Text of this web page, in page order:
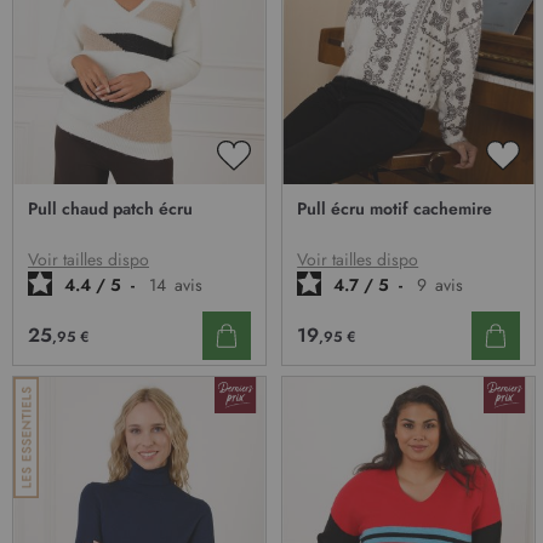
AJOUTER
D’ENVIE
Pull chaud patch écru
Voir tailles dispo
4.4 / 5 - 14 avis
25,95 €
Pull écru motif cachemire
Voir tailles dispo
4.7 / 5 - 9 avis
19,95 €
i
n
f
o
r
a
t
o
n